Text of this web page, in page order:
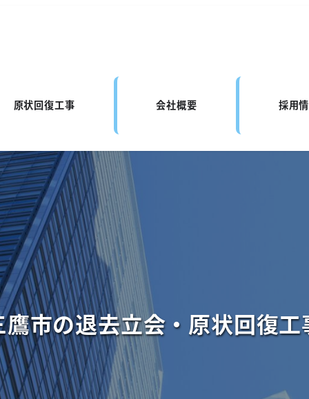
原状回復工事 会社概要 採用
鷹市の退去立会・原状回復工